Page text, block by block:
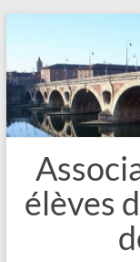
contenu
élèves